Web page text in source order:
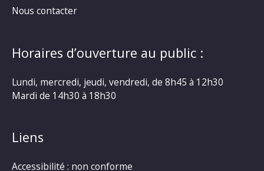
Nous contacter
Horaires d’ouverture au public :
Lundi, mercredi, jeudi, vendredi, de 8h45 à 12h30
Mardi de 14h30 à 18h30
Liens
Accessibilité : non conforme